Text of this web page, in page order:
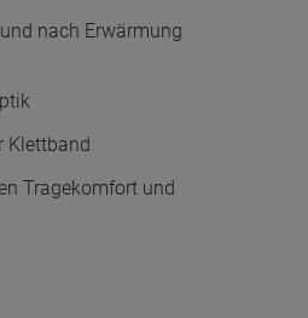
nach Erwärmung
Klettband
Tragekomfort und